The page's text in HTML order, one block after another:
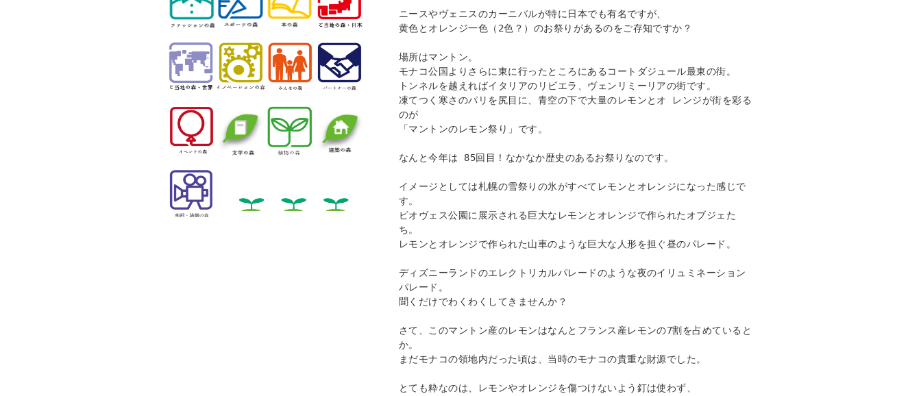
ニースやヴェニスのカーニバルが特に日本でも有名ですが、
黄色とオレンジ一色（2色？）のお祭りがあるのをご存知ですか？
場所はマントン。
モナコ公国よりさらに東に行ったところにあるコートダジュール最東の街。
トンネルを越えればイタリアのリビエラ、ヴェンリミーリアの街です。
凍てつく寒さのパリを尻目に、青空の下で大量のレモンとオ レンジが街を彩る
のが
「マントンのレモン祭り」です。
なんと今年は 85回目！なかなか歴史のあるお祭りなのです。
イメージとしては札幌の雪祭りの氷がすべてレモンとオレンジになった感じで
す。
ビオヴェス公園に展示される巨大なレモンとオレンジで作られたオブジェた
ち。
レモンとオレンジで作られた山車のような巨大な人形を担ぐ昼のパレード。
ディズニーランドのエレクトリカルパレードのような夜のイリュミネーション
パレード。
聞くだけでわくわくしてきませんか？
さて、このマントン産のレモンはなんとフランス産レモンの7割を占めていると
か。
まだモナコの領地内だった頃は、当時のモナコの貴重な財源でした。
とても粋なのは、レモンやオレンジを傷つけないよう釘は使わず、